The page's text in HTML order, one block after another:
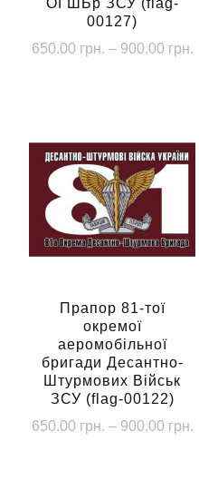
ОГШБр ЗСУ (flag-
00127)
650.00 грн. – 900.00 грн.
кілька
варіантів.
Параметри
можна
вибрати
сторінці
товару
Прапор 81-тої
окремої
аеромобільної
бригади Десантно-
Штурмових Військ
ЗСУ (flag-00122)
650.00 грн. – 900.00 грн.